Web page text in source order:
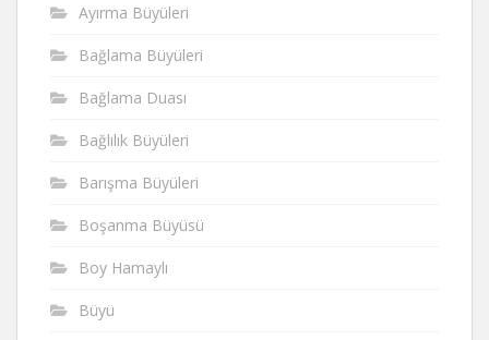
Ayırma Büyüleri
Bağlama Büyüleri
Bağlama Duası
Bağlılık Büyüleri
Barışma Büyüleri
Boşanma Büyüsü
Boy Hamaylı
Büyü